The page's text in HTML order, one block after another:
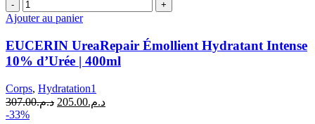
quantité
de
EUCERIN
UreaRepair
Émollient
Hydratant
10%
d'Urée
|
Ajouter au panier
EUCERIN UreaRepair Émollient Hydratant Intense
10% d’Urée | 400ml
Corps, Hydratation1
د.م.307.00
Le
د.م.205.00
Le
-33%